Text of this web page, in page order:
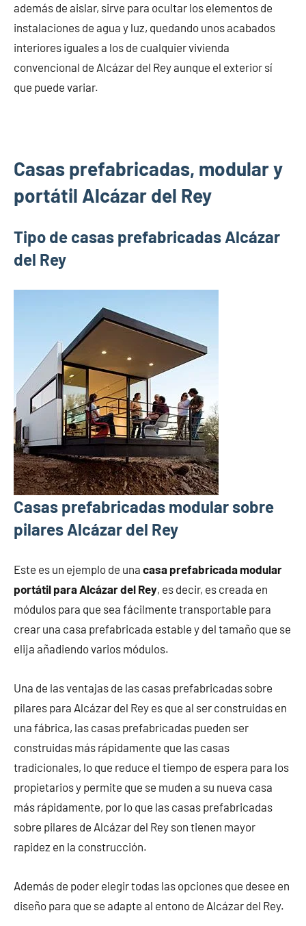
además de aislar, sirve para ocultar los elementos de
instalaciones de agua y luz, quedando unos acabados
interiores iguales a los de cualquier vivienda
convencional de Alcázar del Rey aunque el exterior sí
que puede variar.
Casas prefabricadas, modular y
portátil Alcázar del Rey
Tipo de casas prefabricadas Alcázar
del Rey
Casas prefabricadas modular sobre
pilares Alcázar del Rey
Este es un ejemplo de una casa prefabricada modular
portátil para Alcázar del Rey, es decir, es creada en
módulos para que sea fácilmente transportable para
crear una casa prefabricada estable y del tamaño que se
elija añadiendo varios módulos.
Una de las ventajas de las casas prefabricadas sobre
pilares para Alcázar del Rey es que al ser construidas en
una fábrica, las casas prefabricadas pueden ser
construidas más rápidamente que las casas
tradicionales, lo que reduce el tiempo de espera para los
propietarios y permite que se muden a su nueva casa
más rápidamente, por lo que las casas prefabricadas
sobre pilares de Alcázar del Rey son tienen mayor
rapidez en la construcción.
Además de poder elegir todas las opciones que desee en
diseño para que se adapte al entono de Alcázar del Rey.